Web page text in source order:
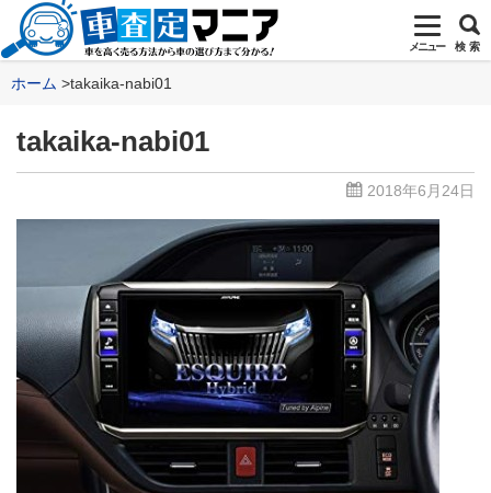
メニュー 検 索
ホーム takaika-nabi01
takaika-nabi01
2018年6月24日